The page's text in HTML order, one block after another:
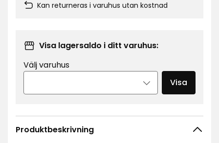
Kan returneras i varuhus utan kostnad
Visa lagersaldo i ditt varuhus:
Välj varuhus
Visa
Produktbeskrivning